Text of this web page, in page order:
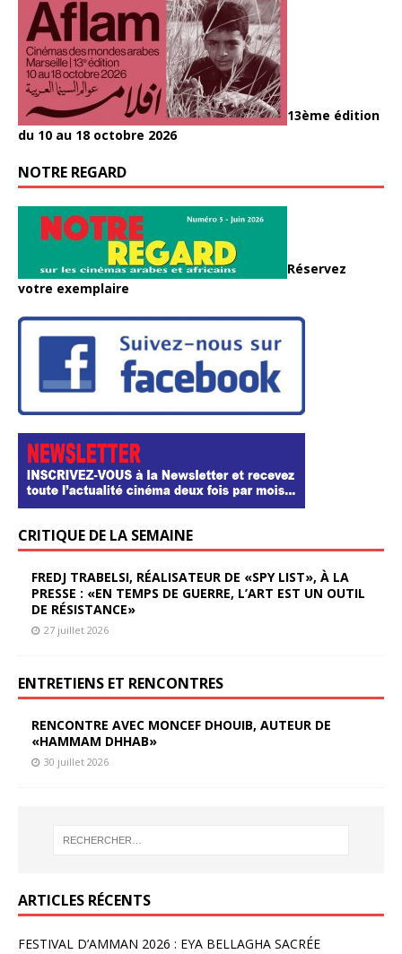
13ème édition
du 10 au 18 octobre 2026
NOTRE REGARD
Réservez
votre exemplaire
CRITIQUE DE LA SEMAINE
FREDJ TRABELSI, RÉALISATEUR DE «SPY LIST», À LA
PRESSE : «EN TEMPS DE GUERRE, L’ART EST UN OUTIL
DE RÉSISTANCE»
27 juillet 2026
ENTRETIENS ET RENCONTRES
RENCONTRE AVEC MONCEF DHOUIB, AUTEUR DE
«HAMMAM DHHAB»
30 juillet 2026
ARTICLES RÉCENTS
FESTIVAL D’AMMAN 2026 : EYA BELLAGHA SACRÉE